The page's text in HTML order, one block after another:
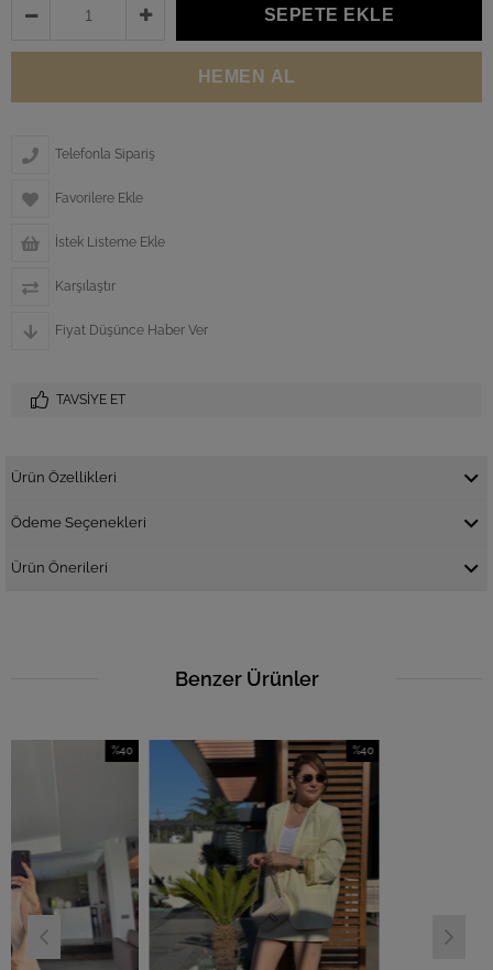
Telefonla Sipariş
Favorilere Ekle
İstek Listeme Ekle
Karşılaştır
Fiyat Düşünce Haber Ver
TAVSIYE ET
Ürün Özellikleri
Ödeme Seçenekleri
Ürün Önerileri
Benzer Ürünler
%40
İndirim
%40İndirim